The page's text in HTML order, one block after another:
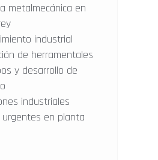
metalmecánica en
industrial
de herramentales
y desarrollo de
industriales
en planta